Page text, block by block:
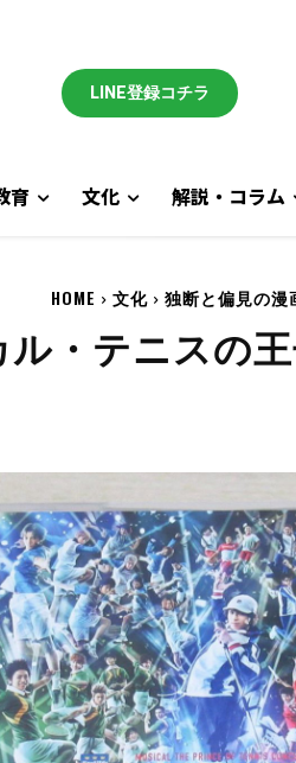
LINE登録コチラ
育 文化 解説・コラム
HOME 文化 独断と偏見の漫
ル・テニスの